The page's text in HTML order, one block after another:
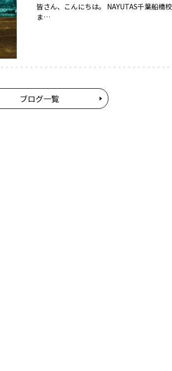
皆さん、こんにちは。 NAYUTAS千葉船橋
ま…
ブログ一覧